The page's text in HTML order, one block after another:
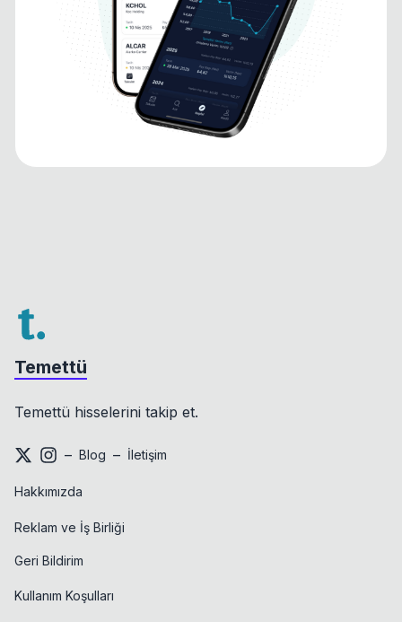
Temettü
Temettü hisselerini takip et.
– Blog – İletişim
Hakkımızda
Reklam ve İş Birliği
Geri Bildirim
Kullanım Koşulları